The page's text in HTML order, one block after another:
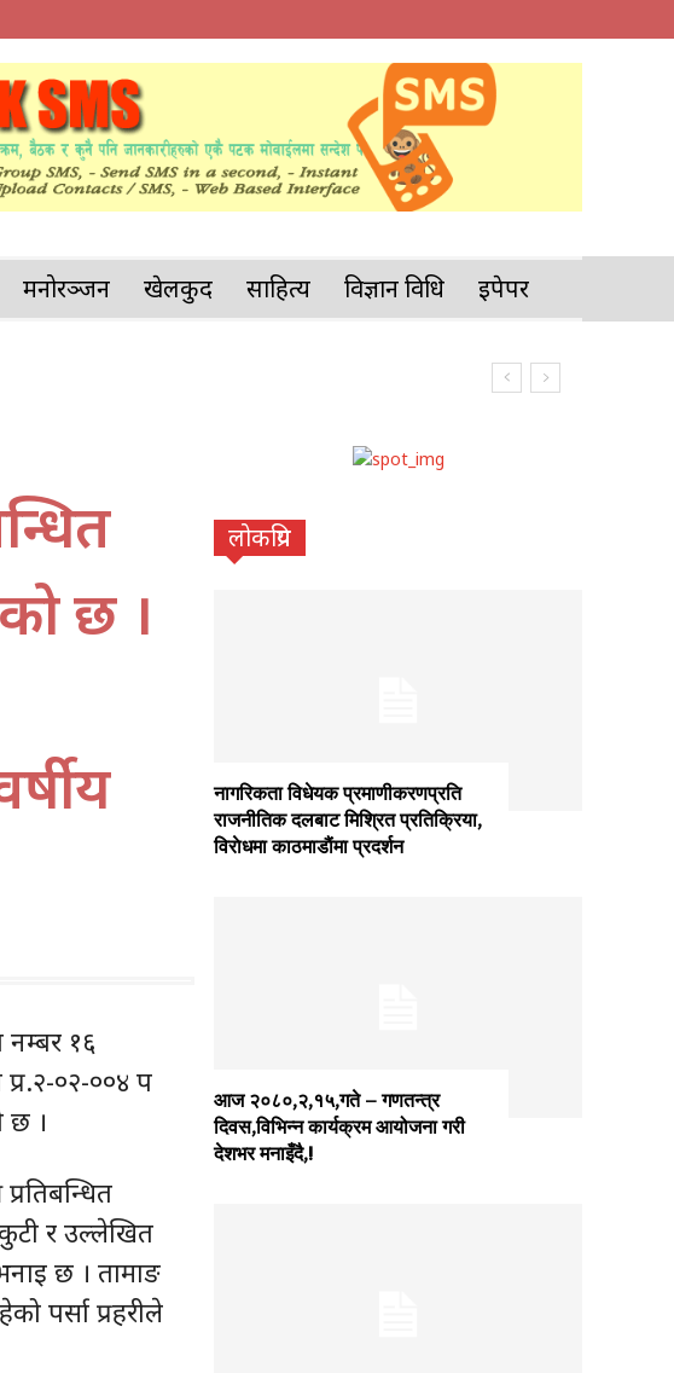
मनोरञ्जन खेलकुद साहित्य विज्ञान प्रविधि इपेपर
छ ।
१६
०२-००४ प
छ ।
र उल्लेखित
छ । तामाङ
पर्सा प्रहरीले
लोकप्रिय
नागरिकता विधेयक प्रमाणीकरणप्रति
राजनीतिक दलबाट मिश्रित प्रतिक्रिया,
विराेधमा काठमाडाैंमा प्रदर्शन
आज २०८०,२,१५,गते – गणतन्त्र
दिवस,विभिन्न कार्यक्रम आयोजना गरी
देशभर मनाइँदै,!